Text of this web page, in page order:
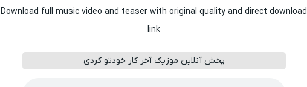
Download full music video and teaser with original quality and direct download
link
پخش آنلاین موزیک آخر کار خودتو کردی